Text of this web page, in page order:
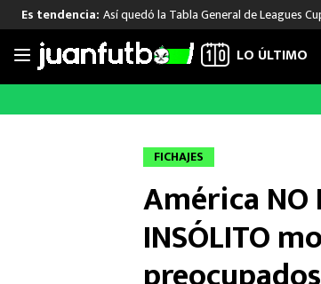
Saltar
Es tendencia: Así quedó la Tabla General de Leagues
LIGA MX
Chivas de Guadalajara
FUT
Las Noticias
Selección Mexicana
Champions
Europa League
Real Madrid
Barcelona
LO ÚLTIMO
FICHAJES
América NO
INSÓLITO